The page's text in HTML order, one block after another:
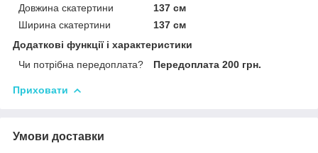
Довжина скатертини
137 см
Ширина скатертини
137 см
Додаткові функції і характеристики
Чи потрібна передоплата?
Передоплата 200 грн.
Приховати
Умови доставки